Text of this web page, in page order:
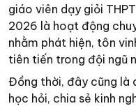
giáo viên dạy giỏi
2026 là hoạt động
nhằm phát hiện, tôn
tiên tiến trong đội ngũ
Đồng thời, đây cũng là
học hỏi, chia sẻ kinh